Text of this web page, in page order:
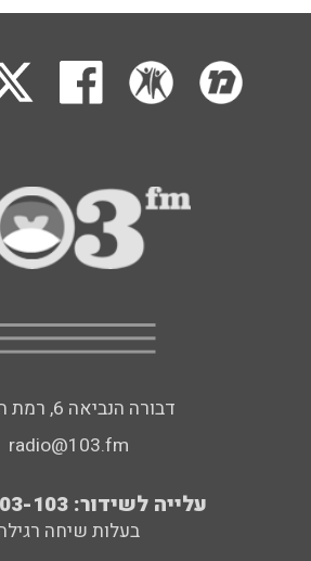
דבורה הנביאה 6, רמת השרון
radio@103.fm
עלייה לשידור: 0552-103-103
בעלות שיחה